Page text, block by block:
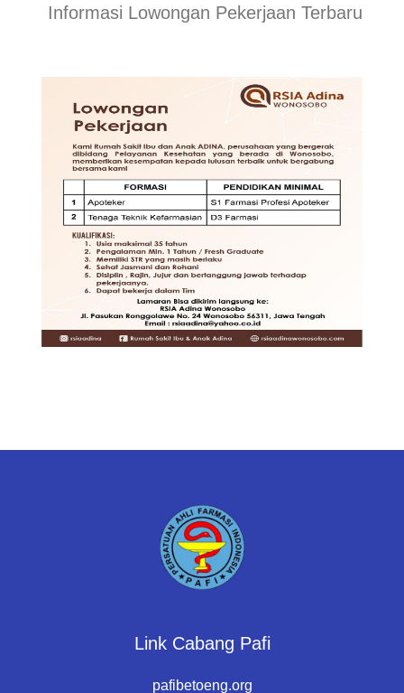
Informasi Lowongan Pekerjaan Terbaru
TENAGA TEKNIS
KEFARMASIAN DI RSIA ADINA
DIBUTUHKAN SEGERA TENAGA
TEKNIS KEFARMASIAN DI RUMAH
SAKIT IBU DAN ANAK ADINA
WONOSOBO
SYARAT DAN KETENTUAN LIHAT
BROSUR
Link Cabang Pafi
pafibetoeng.org